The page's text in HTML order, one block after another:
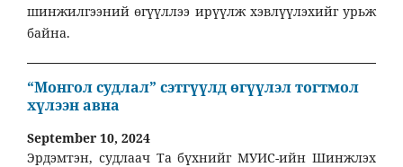
шинжилгээний өгүүллээ ирүүлж хэвлүүлэхийг урьж
байна.
“Монгол судлал” сэтгүүлд өгүүлэл тогтмол
хүлээн авна
September 10, 2024
Эрдэмтэн, судлаач Та бүхнийг МУИС-ийн Шинжлэх